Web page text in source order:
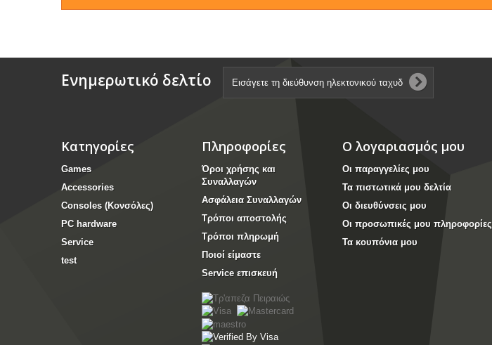
Ενημερωτικό δελτίο
Κατηγορίες
Games
Accessories
Consoles (Κονσόλες)
PC hardware
Service
test
Πληροφορίες
Όροι χρήσης και
Συναλλαγών
Ασφάλεια Συναλλαγών
Τρόποι αποστολής
Τρόποι πληρωμή
Ποιοί είμαστε
Service επισκευή
Ο λογαριασμός μου
Οι παραγγελίες μου
Τα πιστωτικά μου δελτία
Οι διευθύνσεις μου
Οι προσωπικές μου πληροφορίες
Τα κουπόνια μου